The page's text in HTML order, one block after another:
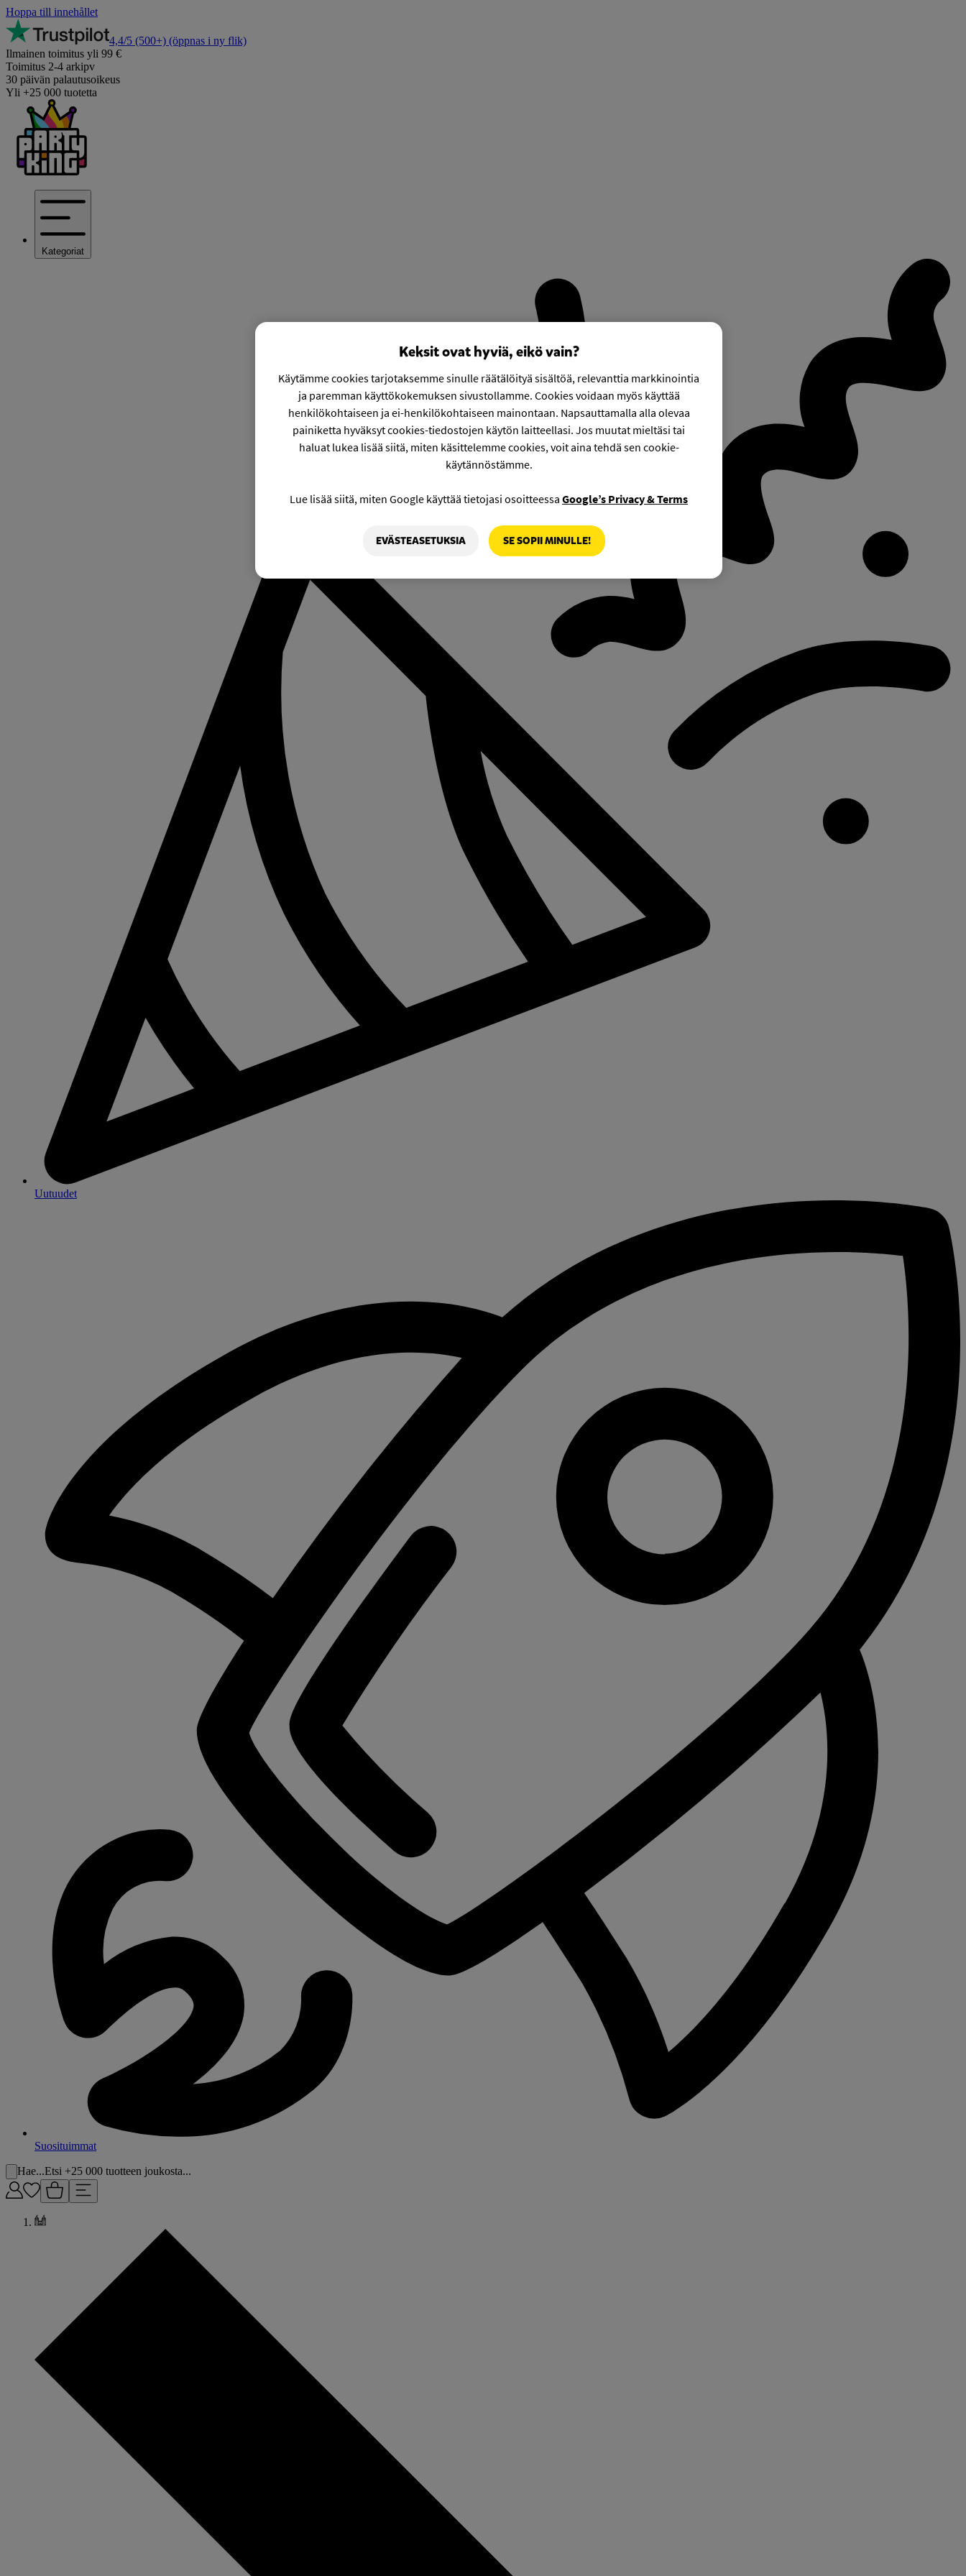
Hoppa till innehållet
4,4/5 (500+) (öppnas i ny flik)
Ilmainen toimitus yli 99 €
Toimitus 2-4 arkipv
30 päivän palautusoikeus
Yli +25 000 tuotetta
Kategoriat
Uutuudet
Suosituimmat
Hae...Etsi +25 000 tuotteen joukosta...
Keksit ovat hyviä, eikö vain?
Käytämme cookies tarjotaksemme sinulle räätälöityä sisältöä, relevanttia markkinointia
ja paremman käyttökokemuksen sivustollamme. Cookies voidaan myös käyttää
henkilökohtaiseen ja ei-henkilökohtaiseen mainontaan. Napsauttamalla alla olevaa
painiketta hyväksyt cookies-tiedostojen käytön laitteellasi. Jos muutat mieltäsi tai
haluat lukea lisää siitä, miten käsittelemme cookies, voit aina tehdä sen cookie-
käytännöstämme.
Lue lisää siitä, miten Google käyttää tietojasi osoitteessa Google’s Privacy & Terms
EVÄSTEASETUKSIA SE SOPII MINULLE!